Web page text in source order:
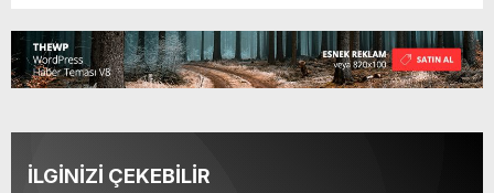
İLGİNİZİ ÇEKEBİLİR